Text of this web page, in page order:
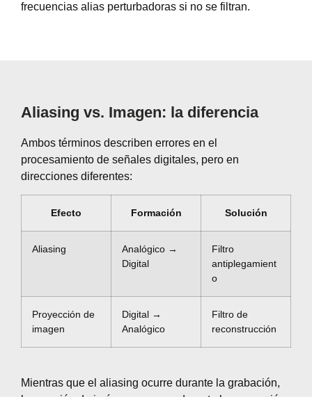
frecuencias alias perturbadoras si no se filtran.
Aliasing vs. Imagen: la diferencia
Ambos términos describen errores en el
procesamiento de señales digitales, pero en
direcciones diferentes:
Efecto Formación Solución
Aliasing
Analógico →
Digital
Filtro
antiplegamient
o
Proyección de
imagen
Digital →
Analógico
Filtro de
reconstrucción
Mientras que el aliasing ocurre durante la grabación,